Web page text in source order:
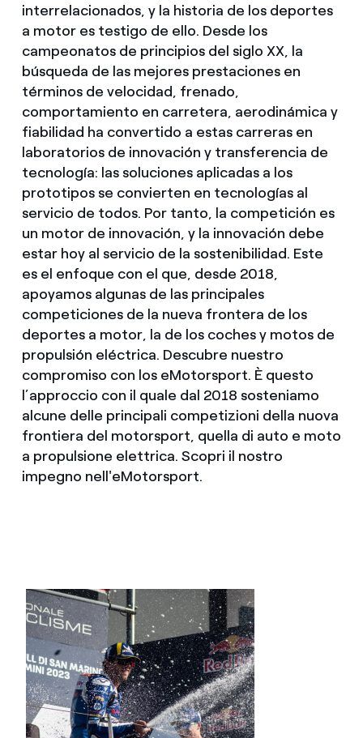
interrelacionados, y la historia de los deportes
a motor es testigo de ello. Desde los
campeonatos de principios del siglo XX, la
búsqueda de las mejores prestaciones en
términos de velocidad, frenado,
comportamiento en carretera, aerodinámica y
fiabilidad ha convertido a estas carreras en
laboratorios de innovación y transferencia de
tecnología: las soluciones aplicadas a los
prototipos se convierten en tecnologías al
servicio de todos. Por tanto, la competición es
un motor de innovación, y la innovación debe
estar hoy al servicio de la sostenibilidad. Este
es el enfoque con el que, desde 2018,
apoyamos algunas de las principales
competiciones de la nueva frontera de los
deportes a motor, la de los coches y motos de
propulsión eléctrica. Descubre nuestro
compromiso con los eMotorsport. È questo
l’approccio con il quale dal 2018 sosteniamo
alcune delle principali competizioni della nuova
frontiera del motorsport, quella di auto e moto
a propulsione elettrica. Scopri il nostro
impegno nell'eMotorsport.